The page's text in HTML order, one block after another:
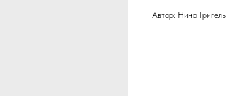
Автор: Нина Григель